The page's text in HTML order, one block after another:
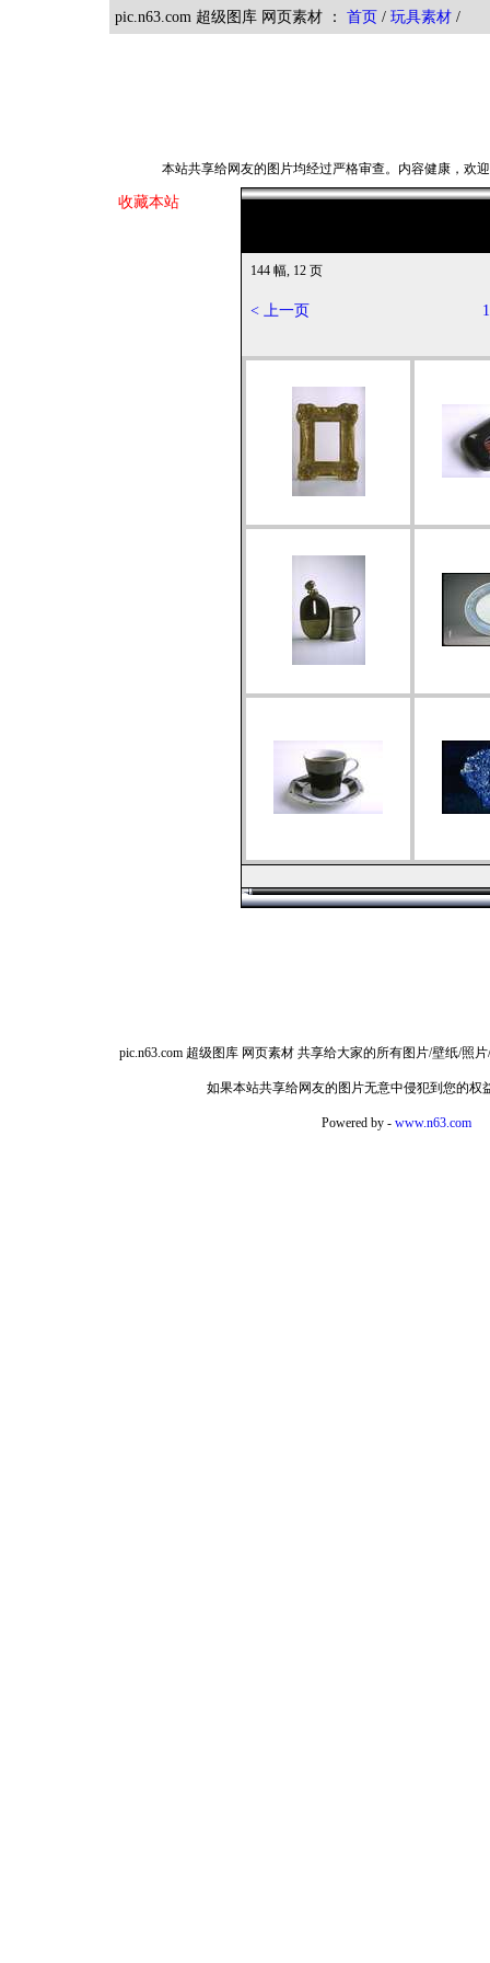
pic.n63.com 超级图库 网页素材 ： 首页 / 玩具素材
本站共享给网友的图片均经过严格审查。内容健康，欢
收藏本站
144 幅, 12 页
< 上一页 1
pic.n63.com 超级图库 网页素材 共享给大家的所有图片/壁纸/
如果本站共享给网友的图片无意中侵犯到您的权
Powered by - www.n63.com